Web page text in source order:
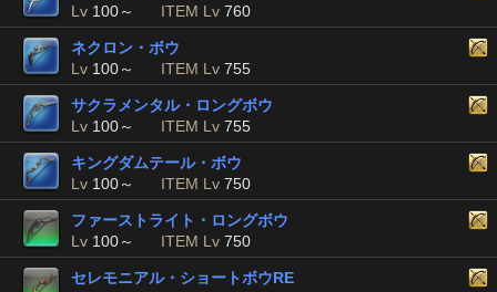
Lv 100～ ITEM Lv 760
ネクロン・ボウ
Lv 100～ ITEM Lv 755
サクラメンタル・ロングボウ
Lv 100～ ITEM Lv 755
キングダムテール・ボウ
Lv 100～ ITEM Lv 750
ファーストライト・ロングボウ
Lv 100～ ITEM Lv 750
セレモニアル・ショートボウRE